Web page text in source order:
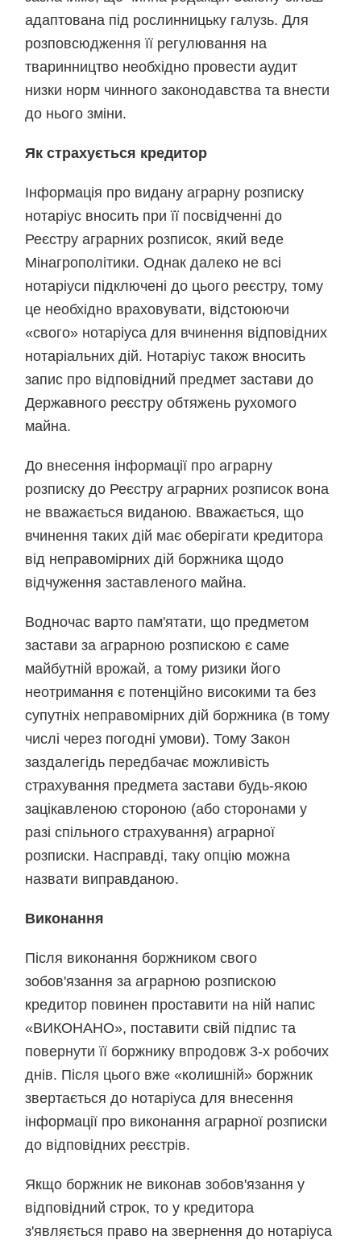
адаптована під рослинницьку галузь. Для
розповсюдження її регулювання на
тваринництво необхідно провести аудит
низки норм чинного законодавства та внести
до нього зміни.
Як страхується кредитор
Інформація про видану аграрну розписку
нотаріус вносить при її посвідченні до
Реєстру аграрних розписок, який веде
Мінагрополітики. Однак далеко не всі
нотаріуси підключені до цього реєстру, тому
це необхідно враховувати, відстоюючи
«свого» нотаріуса для вчинення відповідних
нотаріальних дій. Нотаріус також вносить
запис про відповідний предмет застави до
Державного реєстру обтяжень рухомого
майна.
До внесення інформації про аграрну
розписку до Реєстру аграрних розписок вона
не вважається виданою. Вважається, що
вчинення таких дій має оберігати кредитора
від неправомірних дій боржника щодо
відчуження заставленого майна.
Водночас варто пам'ятати, що предметом
застави за аграрною розпискою є саме
майбутній врожай, а тому ризики його
неотримання є потенційно високими та без
супутніх неправомірних дій боржника (в тому
числі через погодні умови). Тому Закон
заздалегідь передбачає можливість
страхування предмета застави будь-якою
зацікавленою стороною (або сторонами у
разі спільного страхування) аграрної
розписки. Насправді, таку опцію можна
назвати виправданою.
Виконання
Після виконання боржником свого
зобов'язання за аграрною розпискою
кредитор повинен проставити на ній напис
«ВИКОНАНО», поставити свій підпис та
повернути її боржнику впродовж 3‑х робочих
днів. Після цього вже «колишній» боржник
звертається до нотаріуса для внесення
інформації про виконання аграрної розписки
до відповідних реєстрів.
Якщо боржник не виконав зобов'язання у
відповідний строк, то у кредитора
з'являється право на звернення до нотаріуса